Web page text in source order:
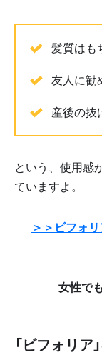
髪質はも
友人に勧
産後の抜
という、使用感
ていますよ。
＞＞ビフォ
女性で
「ビフォリ